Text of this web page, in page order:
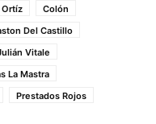
Colón
Del Castillo
Vitale
La Mastra
Prestados Rojos